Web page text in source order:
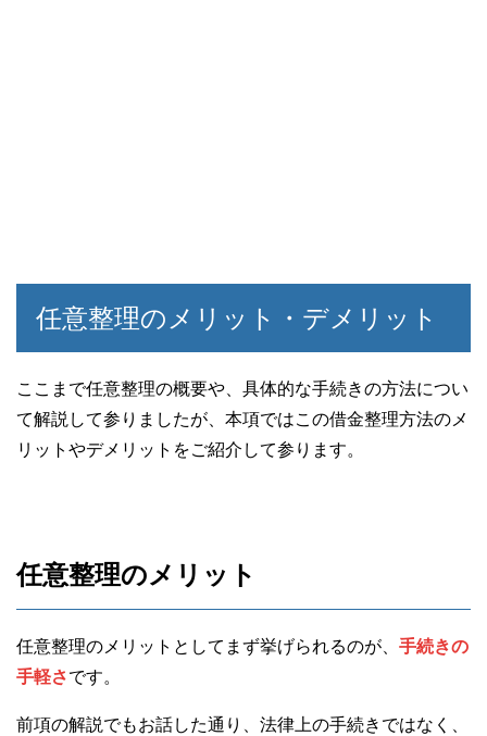
任意整理のメリット・デメリット
ここまで任意整理の概要や、具体的な手続きの方法につい
て解説して参りましたが、本項ではこの借金整理方法のメ
リットやデメリットをご紹介して参ります。
任意整理のメリット
任意整理のメリットとしてまず挙げられるのが、 手続きの
手軽さです。
前項の解説でもお話した通り、法律上の手続きではなく、